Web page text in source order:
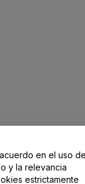
en el uso
y la relevancia
estrictamente